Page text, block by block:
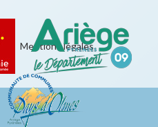
Mentions légales